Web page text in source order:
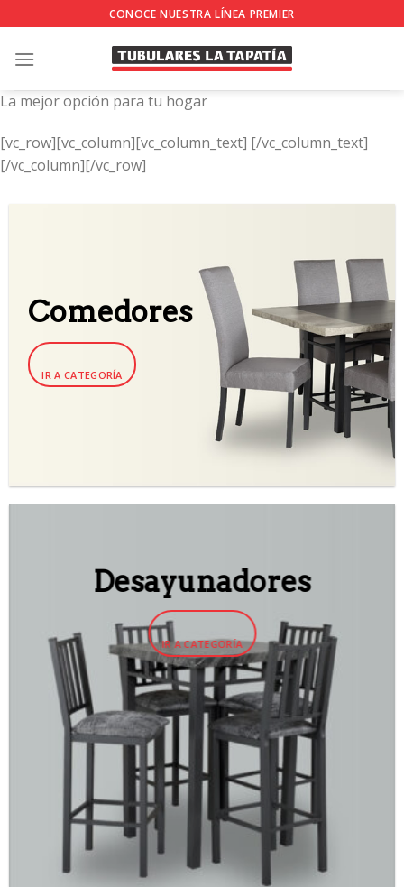
to
content
CONOCE NUESTRA LÍNEA PREMIER
La mejor opción para tu hogar
[vc_row][vc_column][vc_column_text] [/vc_column_text]
[/vc_column][/vc_row]
Comedores
IR A CATEGORÍA
Desayunadores
IR A CATEGORÍA